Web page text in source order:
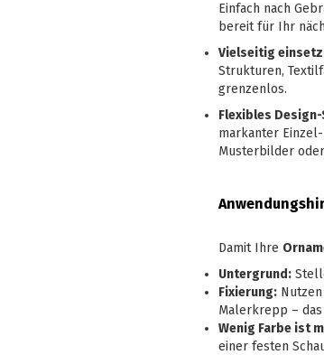
Einfach nach
bereit für Ihr
Vielseitig
Strukturen,
grenzenlos.
Flexibles
markanter
Musterbilder
Damit Ihre
Untergrund:
Fixierung: Nutzen
Malerkrepp –
Wenig Farbe ist
einer festen